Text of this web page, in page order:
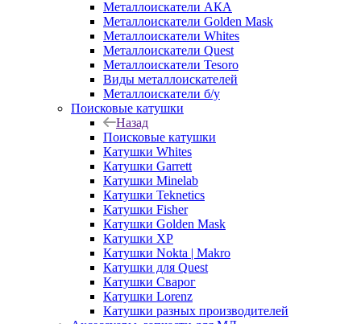
Металлоискатели АКА
Металлоискатели Golden Mask
Металлоискатели Whites
Металлоискатели Quest
Металлоискатели Tesoro
Виды металлоискателей
Металлоискатели б/у
Поисковые катушки
Назад
Поисковые катушки
Катушки Whites
Катушки Garrett
Катушки Minelab
Катушки Teknetics
Катушки Fisher
Катушки Golden Mask
Катушки XP
Катушки Nokta | Makro
Катушки для Quest
Катушки Сварог
Катушки Lorenz
Катушки разных производителей